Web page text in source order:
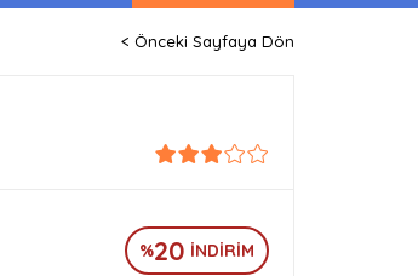
< Önceki Sayfaya Dön
%20 İNDIRIM